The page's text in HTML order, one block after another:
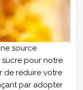
source
sucre pour notre
de réduire votre
par adopter